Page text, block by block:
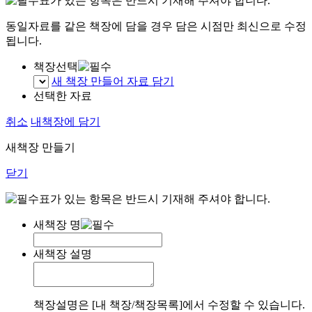
동일자료를 같은 책장에 담을 경우 담은 시점만 최신으로 수정
됩니다.
책장선택
새 책장 만들어 자료 담기
선택한 자료
취소 내책장에 담기
새책장 만들기
닫기
표가 있는 항목은 반드시 기재해 주셔야 합니다.
새책장 명
새책장 설명
책장설명은 [내 책장/책장목록]에서 수정할 수 있습니다.